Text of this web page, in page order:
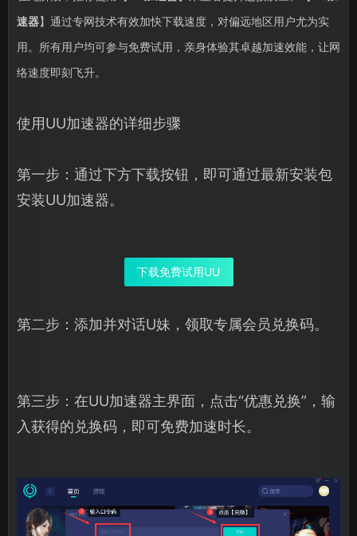
速器】通过专网技术有效加快下载速度，对偏远地区用户尤为实
用。所有用户均可参与免费试用，亲身体验其卓越加速效能，让网
络速度即刻飞升。
使用UU加速器的详细步骤
第一步：通过下方下载按钮，即可通过最新安装包
安装UU加速器。
下载免费试用UU
第二步：添加并对话U妹，领取专属会员兑换码。
第三步：在UU加速器主界面，点击“优惠兑换”，输
入获得的兑换码，即可免费加速时长。